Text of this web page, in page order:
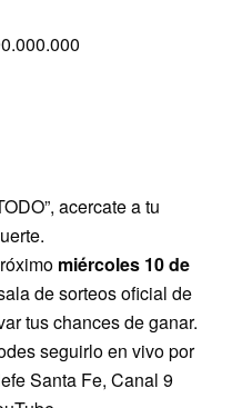
acercate a tu
miércoles 10 de
de sorteos oficial de
tus chances de ganar.
seguirlo en vivo por
Santa Fe, Canal 9